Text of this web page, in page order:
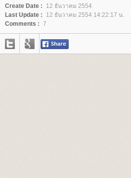
Create Date :
12 ธันวาคม 2554
Last Update :
12 ธันวาคม 2554 14:22:17 น.
Comments : 7